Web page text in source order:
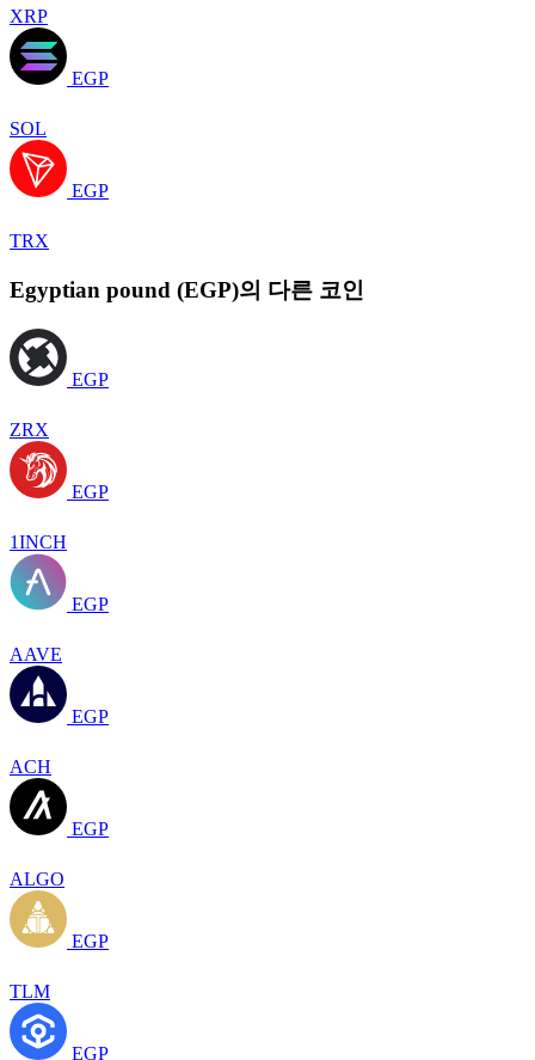
XRP
EGP
SOL
EGP
TRX
Egyptian pound (EGP)의 다른 코인
EGP
ZRX
EGP
1INCH
EGP
AAVE
EGP
ACH
EGP
ALGO
EGP
TLM
EGP